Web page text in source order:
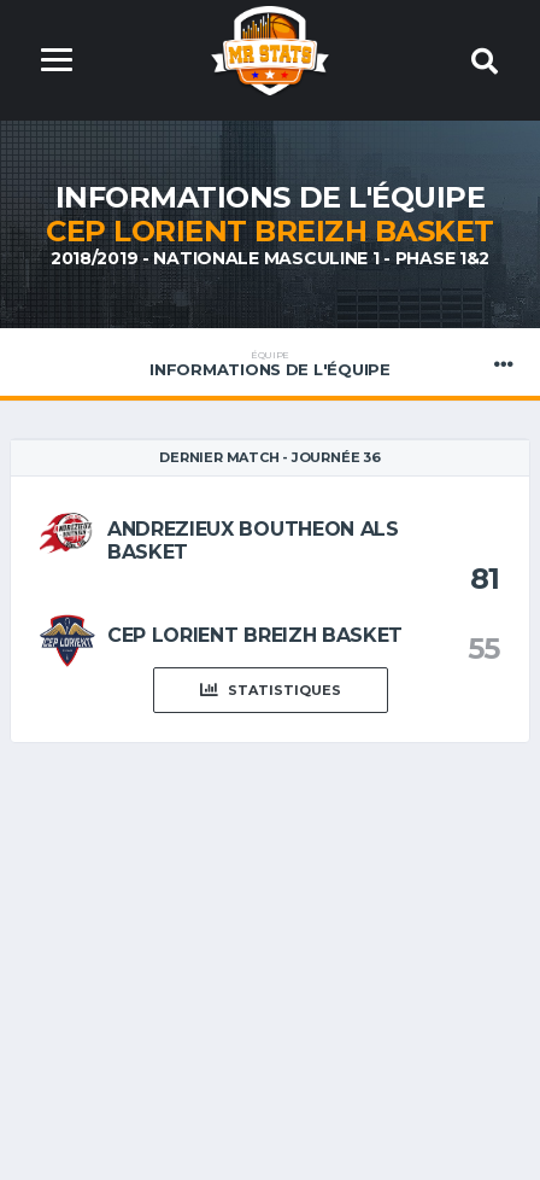
INFORMATIONS DE L'ÉQUIPE
CEP LORIENT BREIZH BASKET
2018/2019 - NATIONALE MASCULINE 1 - PHASE 1&2
ÉQUIPE
INFORMATIONS DE L'ÉQUIPE
DERNIER MATCH - JOURNÉE 36
ANDREZIEUX BOUTHEON ALS
BASKET
81
55
CEP LORIENT BREIZH BASKET
STATISTIQUES